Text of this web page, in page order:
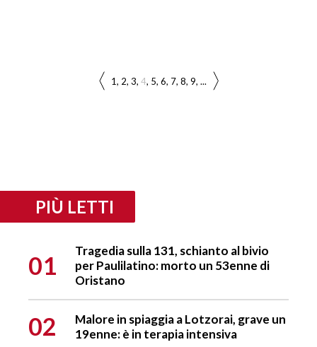
1 2 3 4 5 6 7 8 9 ...
PIÙ LETTI
01
Tragedia sulla 131, schianto al bivio
per Paulilatino: morto un 53enne di
Oristano
02
Malore in spiaggia a Lotzorai, grave un
19enne: è in terapia intensiva